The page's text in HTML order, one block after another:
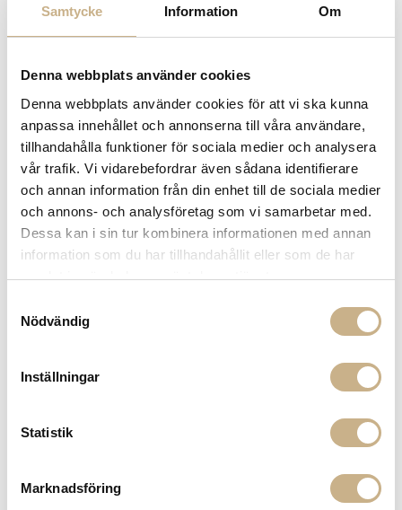
Samtycke Information Om
Denna webbplats använder cookies
Denna webbplats använder cookies för att vi ska kunna
anpassa innehållet och annonserna till våra användare,
tillhandahålla funktioner för sociala medier och analysera
vår trafik. Vi vidarebefordrar även sådana identifierare
och annan information från din enhet till de sociala medier
och annons- och analysföretag som vi samarbetar med.
Dessa kan i sin tur kombinera informationen med annan
information som du har tillhandahållit eller som de har
samlat in när du har använt deras tjänster.
Nödvändig
Inställningar
Statistik
Marknadsföring
Beställningsvara
14 dagars returrätt på lagervaror.
Leverans inom 3-5 arbetsdagar på lagervaror
nyhetsbrev
Fri frakt på mindra varor vid köp över 1000:-
900:- i frakt vid köp av större möbler
Hämta i butik
FRÅGA OSS OM PRODUKTEN
SPECIFIKATIONER